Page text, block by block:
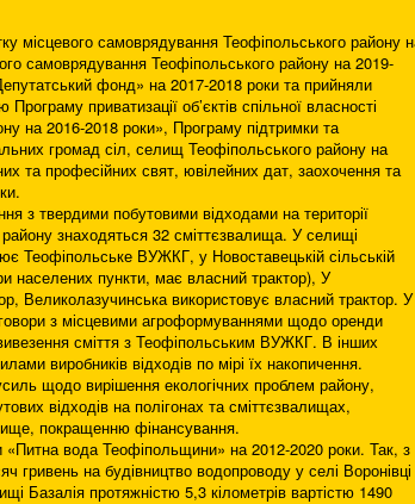
місцевого самоврядування Теофіпольського району
самоврядування Теофіпольського району на 2019-
фонд» на 2017-2018 роки та прийняли
приватизації об’єктів спільної власності
на 2016-2018 роки», Програму підтримки та
громад сіл, селищ Теофіпольського району на
та професійних свят, ювілейних дат, заохочення та
з твердими побутовими відходами на території
знаходяться 32 сміттєзвалища. У селищі
Теофіпольське ВУЖКГ, у Новоставецькій сільській
населених пункти, має власний трактор), У
Великолазучинська використовує власний трактор. У
з місцевими агроформуваннями щодо оренди
сміття з Теофіпольським ВУЖКГ. В інших
виробників відходів по мірі їх накопичення.
щодо вирішення екологічних проблем району,
відходів на полігонах та сміттєзвалищах,
покращенню фінансування.
вода Теофіпольщини» на 2012-2020 роки. Так, з
гривень на будівництво водопроводу у селі Воронівці
Базалія протяжністю 5,3 кілометрів вартістю 1490